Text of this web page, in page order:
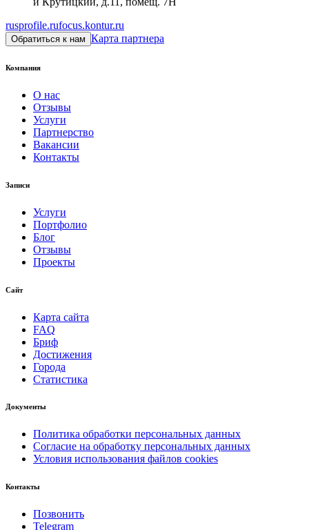
rusprofile.rufocus.kontur.ru
Обратиться к нам Карта партнера
Компания
О нас
Отзывы
Услуги
Партнерство
Вакансии
Контакты
Записи
Услуги
Портфолио
Блог
Отзывы
Проекты
Сайт
Карта сайта
FAQ
Бриф
Достижения
Города
Статистика
Документы
Политика обработки персональных данных
Согласие на обработку персональных данных
Условия использования файлов cookies
Контакты
Позвонить
Telegram